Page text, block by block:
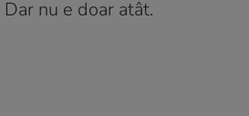
nu e doar atât.